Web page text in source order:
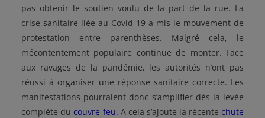
pas obtenir le soutien voulu de la part de la rue. La
crise sanitaire liée au Covid-19 a mis le mouvement de
protestation entre parenthèses. Malgré cela, le
mécontentement populaire continue de monter. Face
aux ravages de la pandémie, les autorités n’ont pas
réussi à organiser une réponse sanitaire correcte. Les
manifestations pourraient donc s’amplifier dès la levée
complète du couvre-feu. A cela s’ajoute la récente chute